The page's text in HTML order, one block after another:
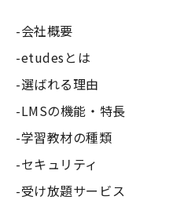
会社概要
etudesとは
選ばれる理由
LMSの機能・特長
学習教材の種類
セキュリティ
受け放題サービス